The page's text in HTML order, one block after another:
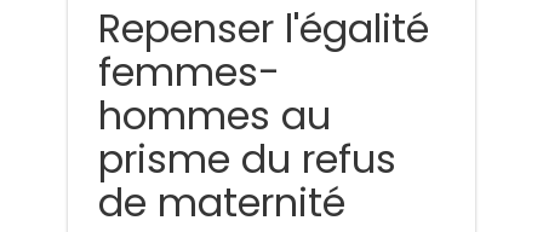
Repenser l'égalité
femmes-
hommes au
prisme du refus
de maternité